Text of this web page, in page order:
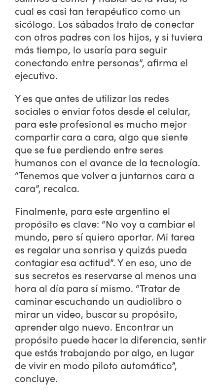
cual es casi tan terapéutico como un
sicólogo. Los sábados trato de conectar
con otros padres con los hijos, y si tuviera
más tiempo, lo usaría para seguir
conectando entre personas”, afirma el
ejecutivo.
Y es que antes de utilizar las redes
sociales o enviar fotos desde el celular,
para este profesional es mucho mejor
compartir cara a cara, algo que siente
que se fue perdiendo entre seres
humanos con el avance de la tecnología.
“Tenemos que volver a juntarnos cara a
cara”, recalca.
Finalmente, para este argentino el
propósito es clave: “No voy a cambiar el
mundo, pero sí quiero aportar. Mi tarea
es regalar una sonrisa y quizás pueda
contagiar esa actitud”. Y en eso, uno de
sus secretos es reservarse al menos una
hora al día para sí mismo. “Tratar de
caminar escuchando un audiolibro o
mirar un video, buscar su propósito,
aprender algo nuevo. Encontrar un
propósito puede hacer la diferencia, sentir
que estás trabajando por algo, en lugar
de vivir en modo piloto automático”,
concluye.